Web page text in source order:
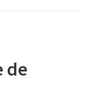
de